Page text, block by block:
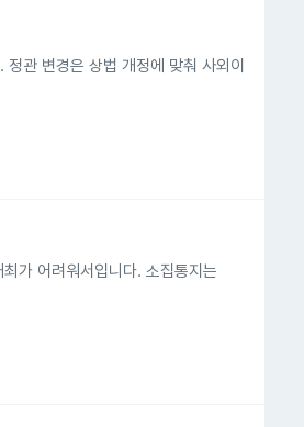
관 변경은 상법 개정에 맞춰 사외이
가 어려워서입니다. 소집통지는